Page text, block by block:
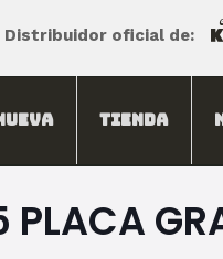
Distribuidor oficial de:
Tienda